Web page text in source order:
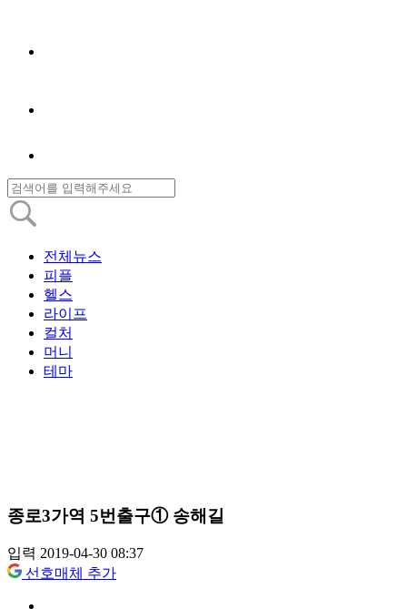
전체뉴스
피플
헬스
라이프
컬처
머니
테마
종로3가역 5번출구① 송해길
입력 2019-04-30 08:37
선호매체 추가